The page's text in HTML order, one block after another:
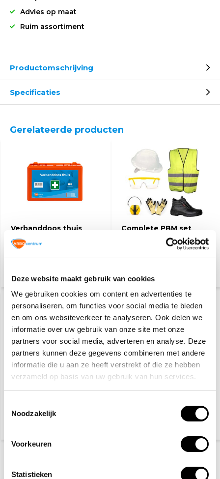
Deze website maakt gebruik van cookies
We gebruiken cookies om content en advertenties te
personaliseren, om functies voor social media te bieden
en om ons websiteverkeer te analyseren. Ook delen we
informatie over uw gebruik van onze site met onze
partners voor social media, adverteren en analyse. Deze
partners kunnen deze gegevens combineren met andere
informatie die u aan ze heeft verstrekt of die ze hebben
verzameld op basis van uw gebruik van hun services.
Noodzakelijk
Voorkeuren
Statistieken
Advies op maat
Ruim assortiment
Productomschrijving
Specificaties
Gerelateerde producten
Verbanddoos thuis Complete PBM set
Bouwhelm wit
5,10
Veiligheidspakket voor
Recent bekeken